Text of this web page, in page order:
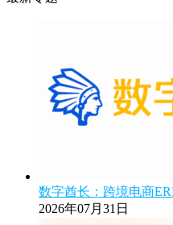
数字酋长：跨境电商
2026年07月31日